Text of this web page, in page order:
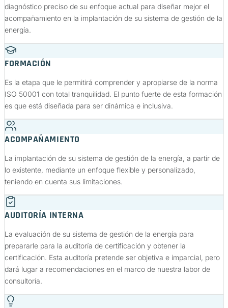
diagnóstico preciso de su enfoque actual para diseñar mejor el
acompañamiento en la implantación de su sistema de gestión de la
energía.
FORMACIÓN
Es la etapa que le permitirá comprender y apropiarse de la norma
ISO 50001 con total tranquilidad. El punto fuerte de esta formación
es que está diseñada para ser dinámica e inclusiva.
ACOMPAÑAMIENTO
La implantación de su sistema de gestión de la energía, a partir de
lo existente, mediante un enfoque flexible y personalizado,
teniendo en cuenta sus limitaciones.
AUDITORÍA INTERNA
La evaluación de su sistema de gestión de la energía para
prepararle para la auditoría de certificación y obtener la
certificación. Esta auditoría pretende ser objetiva e imparcial, pero
dará lugar a recomendaciones en el marco de nuestra labor de
consultoría.